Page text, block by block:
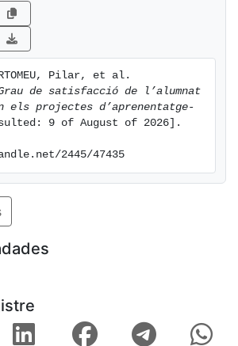
de satisfacció de l’alumnat
els projectes d’aprenentatge-
9 of August of 2026].
2445/47435